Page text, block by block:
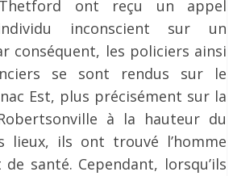
ont reçu un appel
inconscient sur un
conséquent, les policiers ainsi
se sont rendus sur le
Est, plus précisément sur la
à la hauteur du
lieux, ils ont trouvé l’homme
santé. Cependant, lorsqu’ils